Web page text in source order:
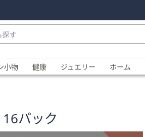
小物 健康 ジュエリー ホーム
パック